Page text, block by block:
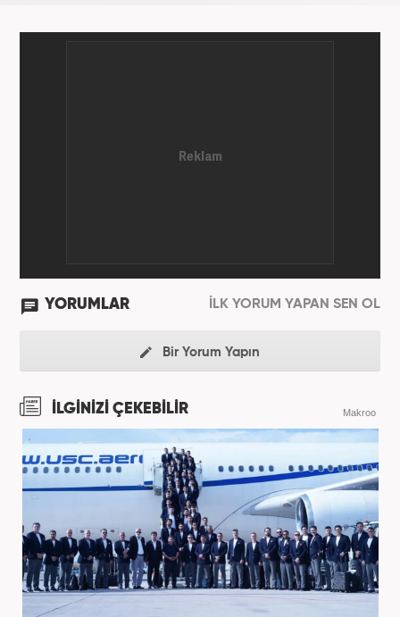
YORUMLAR İLK YORUM YAPAN SEN OL
Bir Yorum Yapın
İLGİNİZİ ÇEKEBİLİR Makroo